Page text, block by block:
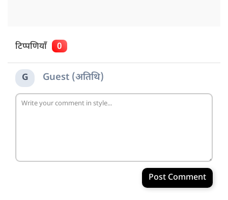
टिप्पणियाँ 0
G Guest (अतिथि)
Post Comment